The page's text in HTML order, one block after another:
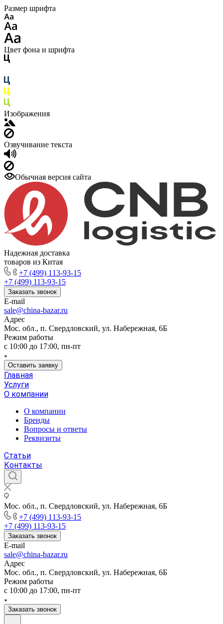
Размер шрифта
Цвет фона и шрифта
Изображения
Озвучивание текста
Обычная версия сайта
Надежная доставка
товаров из Китая
+7 (499) 113-93-15
+7 (499) 113-93-15
Заказать звонок
E-mail
sale@china-bazar.ru
Адрес
Мос. обл., п. Свердловский, ул. Набережная, 6Б
Режим работы
c 10:00 до 17:00, пн-пт
Оставить заявку
Главная
Услуги
О компании
О компании
Бренды
Вопросы и ответы
Реквизиты
Статьи
Контакты
Мос. обл., п. Свердловский, ул. Набережная, 6Б
+7 (499) 113-93-15
+7 (499) 113-93-15
Заказать звонок
E-mail
sale@china-bazar.ru
Адрес
Мос. обл., п. Свердловский, ул. Набережная, 6Б
Режим работы
c 10:00 до 17:00, пн-пт
Заказать звонок